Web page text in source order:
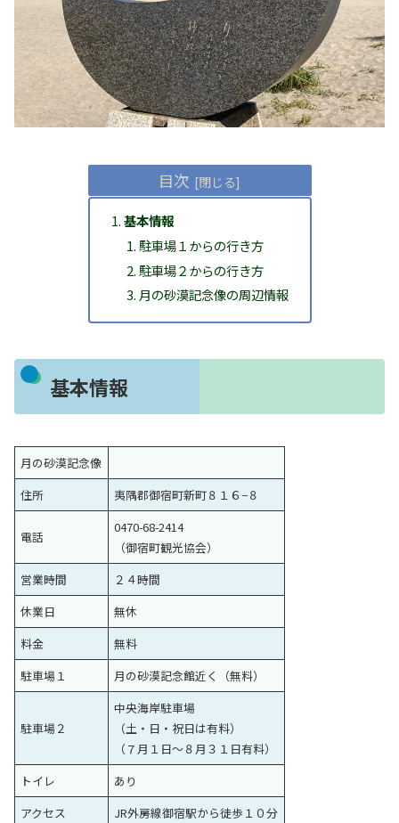
目次
基本情報
駐車場１からの行き方
駐車場２からの行き方
月の砂漠記念像の周辺情報
基本情報
月の砂漠記念像
住所
夷隅郡御宿町新町８１６−８
電話
0470-68-2414
（御宿町観光協会）
営業時間
２４時間
休業日
無休
料金
無料
駐車場１
月の砂漠記念館近く（無料）
駐車場２
中央海岸駐車場
（土・日・祝日は有料）
（７月１日〜８月３１日有料）
トイレ
あり
アクセス
JR外房線御宿駅から徒歩１０分